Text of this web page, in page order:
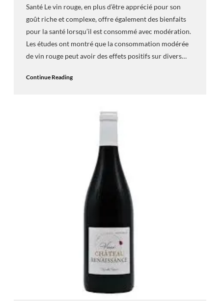
Santé Le vin rouge, en plus d’être apprécié pour son
goût riche et complexe, offre également des bienfaits
pour la santé lorsqu’il est consommé avec modération.
Les études ont montré que la consommation modérée
de vin rouge peut avoir des effets positifs sur divers…
Continue Reading